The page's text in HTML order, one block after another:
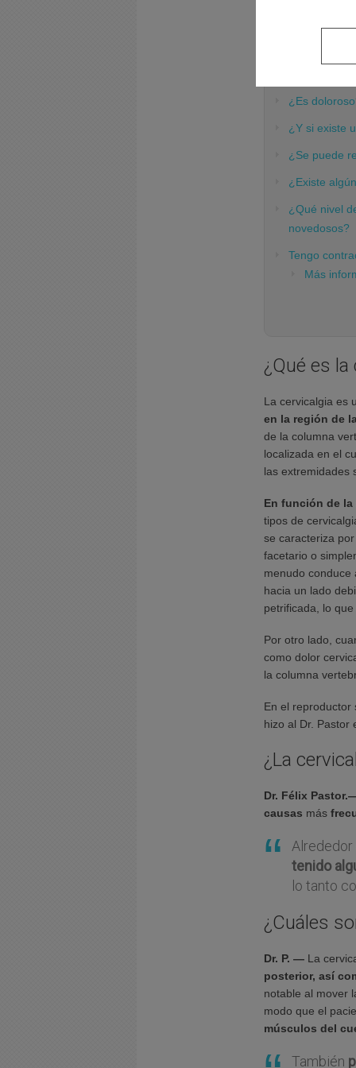
¿Si el dolor
¿Es
¿Y si existe
¿Se puede
¿Existe
¿Qué nivel
novedosos?
Tengo
Más
¿Qué es la
La cervicalgia es
en la región de
de la columna
localizada en el
las extremidades
En función de
tipos de
se caracteriza
facetario o
menudo conduce
hacia un lado
petrificada, lo
Por otro lado,
como dolor
la columna
En el reproductor
hizo al Dr. Pastor
¿La
Dr. Félix
causas más
Alrededor
tenido
lo tanto
¿Cuáles
Dr. P. — La
posterior, así
notable al mover
modo que el
músculos del
También